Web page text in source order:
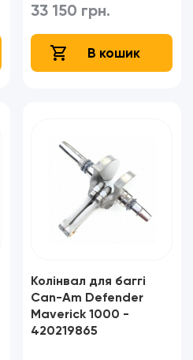
33 150 грн.
В кошик
Колінвал для баггі
Can-Am Defender
Maverick 1000 -
420219865